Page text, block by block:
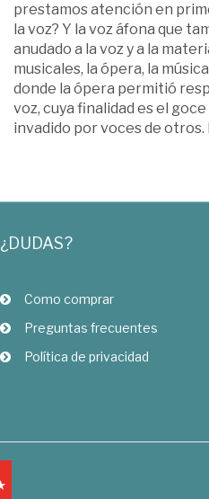
prestamos atención en
la voz? Y la voz áfona que
anudado a la voz y a la
musicales, la ópera, la
donde la ópera permitió
voz, cuya finalidad es el
invadido por voces de
¿DUDAS?
Como comprar
Preguntas frecuentes
Política de privacidad